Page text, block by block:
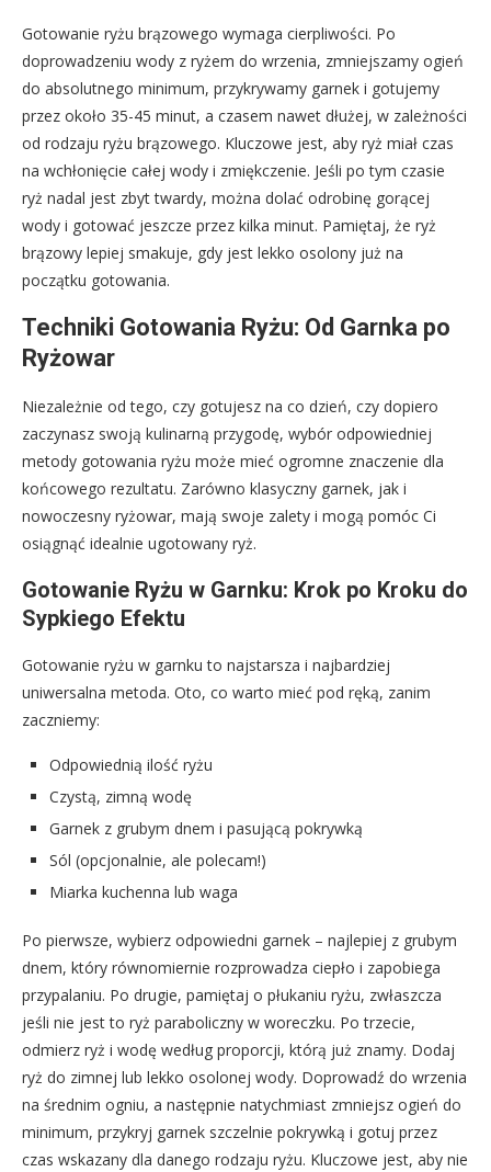
Gotowanie ryżu brązowego wymaga cierpliwości. Po
doprowadzeniu wody z ryżem do wrzenia, zmniejszamy ogień
do absolutnego minimum, przykrywamy garnek i gotujemy
przez około 35-45 minut, a czasem nawet dłużej, w zależności
od rodzaju ryżu brązowego. Kluczowe jest, aby ryż miał czas
na wchłonięcie całej wody i zmiękczenie. Jeśli po tym czasie
ryż nadal jest zbyt twardy, można dolać odrobinę gorącej
wody i gotować jeszcze przez kilka minut. Pamiętaj, że ryż
brązowy lepiej smakuje, gdy jest lekko osolony już na
początku gotowania.
Techniki Gotowania Ryżu: Od Garnka po
Ryżowar
Niezależnie od tego, czy gotujesz na co dzień, czy dopiero
zaczynasz swoją kulinarną przygodę, wybór odpowiedniej
metody gotowania ryżu może mieć ogromne znaczenie dla
końcowego rezultatu. Zarówno klasyczny garnek, jak i
nowoczesny ryżowar, mają swoje zalety i mogą pomóc Ci
osiągnąć idealnie ugotowany ryż.
Gotowanie Ryżu w Garnku: Krok po Kroku do
Sypkiego Efektu
Gotowanie ryżu w garnku to najstarsza i najbardziej
uniwersalna metoda. Oto, co warto mieć pod ręką, zanim
zaczniemy:
Odpowiednią ilość ryżu
Czystą, zimną wodę
Garnek z grubym dnem i pasującą pokrywką
Sól (opcjonalnie, ale polecam!)
Miarka kuchenna lub waga
Po pierwsze, wybierz odpowiedni garnek – najlepiej z grubym
dnem, który równomiernie rozprowadza ciepło i zapobiega
przypalaniu. Po drugie, pamiętaj o płukaniu ryżu, zwłaszcza
jeśli nie jest to ryż paraboliczny w woreczku. Po trzecie,
odmierz ryż i wodę według proporcji, którą już znamy. Dodaj
ryż do zimnej lub lekko osolonej wody. Doprowadź do wrzenia
na średnim ogniu, a następnie natychmiast zmniejsz ogień do
minimum, przykryj garnek szczelnie pokrywką i gotuj przez
czas wskazany dla danego rodzaju ryżu. Kluczowe jest, aby nie